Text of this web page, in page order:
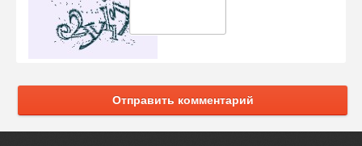
Отправить комментарий